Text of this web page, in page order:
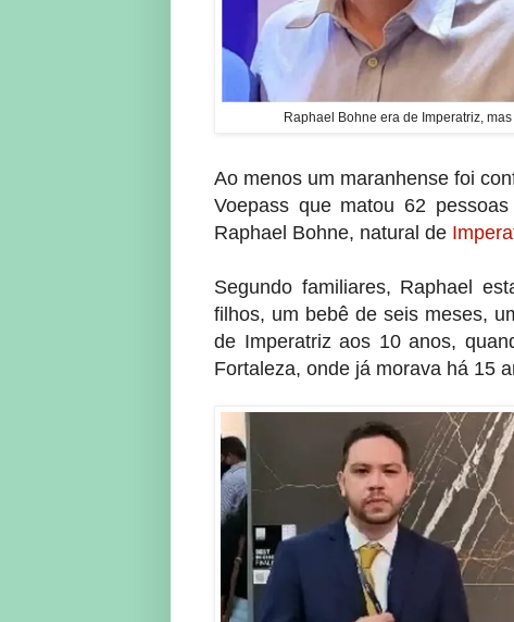
Raphael Bohne era de Imperatriz,
Ao menos um maranhense foi
Voepass que matou 62
Raphael Bohne, natural de
Segundo familiares, Raphael
filhos, um bebê de seis meses,
de Imperatriz aos 10 anos,
Fortaleza, onde já morava há 15